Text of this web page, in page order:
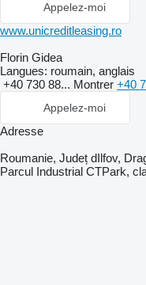
Appelez-moi
www.unicreditleasing.ro
Florin Gidea
Langues: roumain, anglais
+40 730 88... Montrer +40
Appelez-moi
Adresse
Roumanie, Județ dIlfov,
Parcul Industrial CTPark,